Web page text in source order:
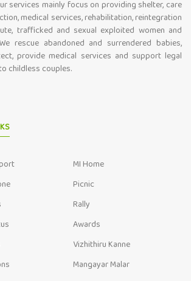
services mainly focus on providing shelter, care
medical services, rehabilitation, reintegration
trafficked and sexual exploited women and
rescue abandoned and surrendered babies,
provide medical services and support legal
childless couples.
MI Home
Picnic
Rally
Awards
Vizhithiru Kanne
Mangayar Malar